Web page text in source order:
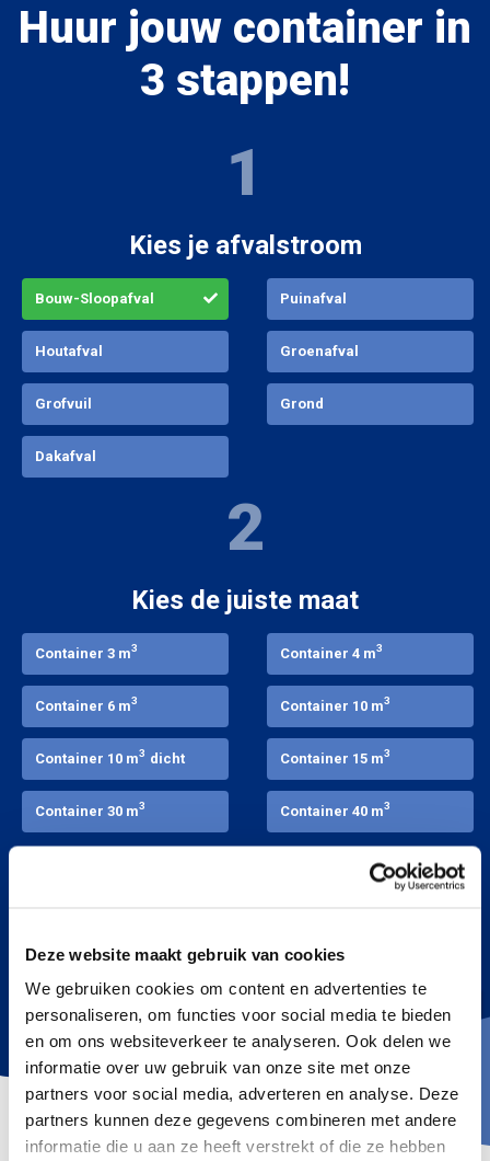
Deze website maakt gebruik van cookies
We gebruiken cookies om content en advertenties te
personaliseren, om functies voor social media te bieden
en om ons websiteverkeer te analyseren. Ook delen we
informatie over uw gebruik van onze site met onze
partners voor social media, adverteren en analyse. Deze
partners kunnen deze gegevens combineren met andere
informatie die u aan ze heeft verstrekt of die ze hebben
Grofvuil container 40 m
1.879,-incl. btw
Bestel container
Huur jouw container in
3 stappen!
1
Kies je afvalstroom
Bouw-Sloopafval Puinafval
Houtafval Groenafval
Grofvuil Grond
Dakafval
2
Kies de juiste maat
Container 3 m3 Container 4 m3
Container 6 m3 Container 10 m3
Container 10 m3 dicht Container 15 m3
Container 30 m3 Container 40 m3
Vul je gegevens in en bestel!
Bestel